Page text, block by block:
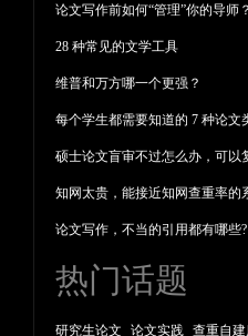
论文写作前如何“管理”你的导师？
28 种常见的文学工具
维普和万方哪一个更强？
每个学生都需要知道的 7 种论文
硕士论文盲审不过怎么办，可以
知网太贵，能接近知网查重率
论文写作，不当的引用都有哪些?
热门话题
研究生论文 论文实践 查重自